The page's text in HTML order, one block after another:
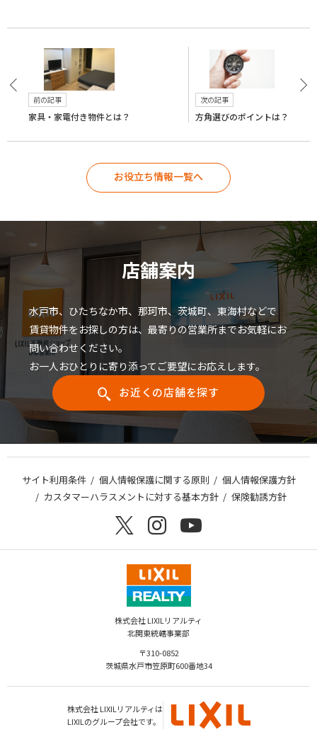
前の記事
家具・家電付き物件とは？
次の記事
方角選びのポイントは？
お役立ち情報一覧へ
店舗案内
水戸市、ひたちなか市、那珂市、茨城町、東海村などで
賃貸物件をお探しの方は、最寄りの営業所までお気軽にお
問い合わせください。
お一人おひとりに寄り添ってご要望にお応えします。
お近くの店舗を探す
サイト利用条件 個人情報保護に関する原則
個人情報保護方針
カスタマーハラスメントに対する基本方針
保険勧誘方針
株式会社 LIXILリアルティ
北関東統轄事業部
〒310-0852
茨城県水戸市笠原町600番地34
株式会社 LIXILリアルティは
LIXILのグループ会社です。